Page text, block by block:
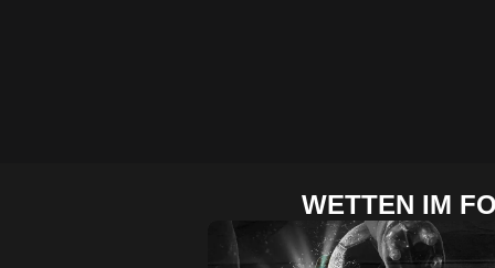
WETTEN IM